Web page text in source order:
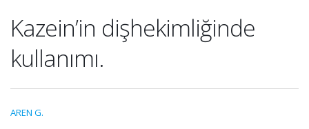
Kazein’in dişhekimliğinde
kullanımı.
AREN G.